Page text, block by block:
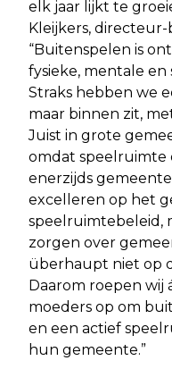
elk jaar lijkt te
Kleijkers,
“Buitenspelen is
fysieke, mentale en
Straks hebben we
maar binnen zit,
Juist in grote
omdat speelruimte
enerzijds
excelleren op het
speelruimtebeleid,
zorgen over
überhaupt niet op
Daarom roepen wij
moeders op om
en een actief
hun gemeente.”